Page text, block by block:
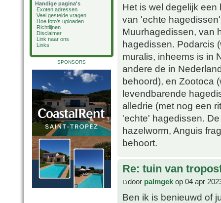
Handige pagina's
Exoten adressen
Veel gestelde vragen
Hoe foto's uploaden
Richtlijnen
Disclaimer
Link naar ons
Links
SPONSORS
Het is wel degelijk
van 'echte
Muurhagedissen, van
hagedissen. Podarcis
muralis, inheems is in
andere de in
behoord), en Zootoca
levendbarende
alledrie (met nog een
'echte' hagedissen.
hazelworm, Anguis
behoort.
Re: tuin van
door palmgek op 04 apr
Ben ik is benieuwd of